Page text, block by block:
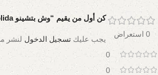
0 استعراض
0
0
كن أول من يقيم “وش بتشينو Solida”
يجب عليك تسجيل الدخول لنشر